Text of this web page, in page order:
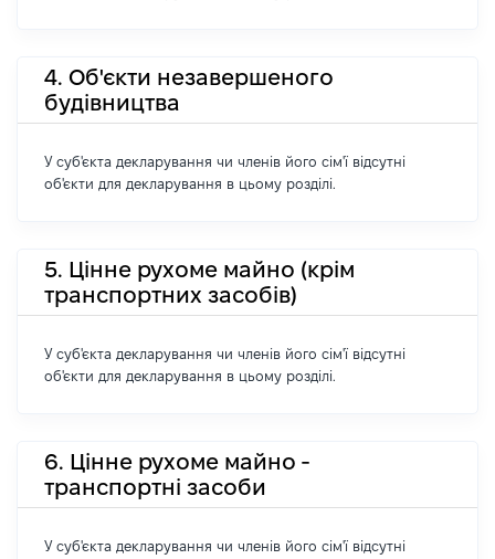
4. Об'єкти незавершеного
будівництва
У суб'єкта декларування чи членів його сім'ї відсутні
об'єкти для декларування в цьому розділі.
5. Цінне рухоме майно (крім
транспортних засобів)
У суб'єкта декларування чи членів його сім'ї відсутні
об'єкти для декларування в цьому розділі.
6. Цінне рухоме майно -
транспортні засоби
У суб'єкта декларування чи членів його сім'ї відсутні